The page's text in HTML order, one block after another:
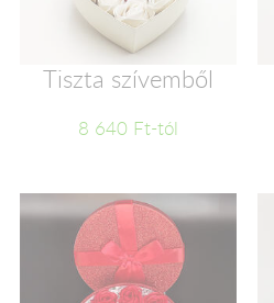
Tiszta szívemből
8 640 Ft-tól